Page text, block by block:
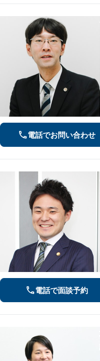
電話でお問い合わせ
電話で面談予約